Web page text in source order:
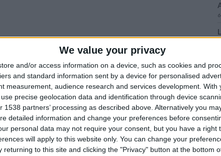
We value your privacy
and/or access information on a device, such as cookies and
and standard information sent by a device for personalised
measurement, audience research and services development. With
precise geolocation data and identification through device
1538 partners’ processing as described above. Alternatively you
detailed information and change your preferences before
personal data may not require your consent, but you have a right
will apply to this website only. You can change your
returning to this site and clicking the "Privacy" button at the bottom
9 août 2026
6